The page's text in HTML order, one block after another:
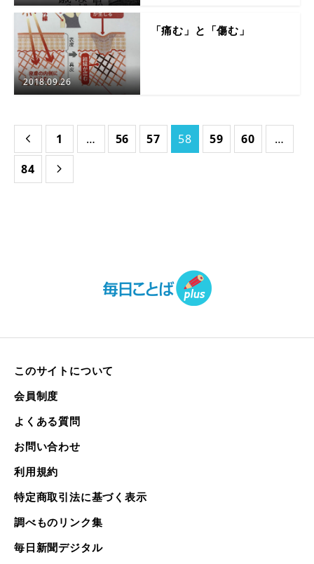
2018.09.26
「痛む」と「傷む」
 1 … 56 57 58 59 60
…
84

このサイトについて
会員制度
よくある質問
お問い合わせ
利用規約
特定商取引法に基づく表示
調べものリンク集
毎日新聞デジタル